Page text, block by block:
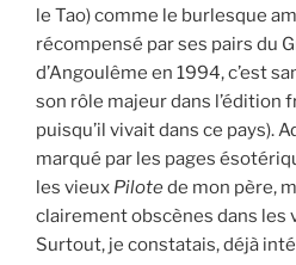
le Tao) comme le burlesque
récompensé par ses pairs du
d’Angoulême en 1994, c’est
son rôle majeur dans l’édition
puisqu’il vivait dans ce pays).
marqué par les pages
les vieux Pilotede mon père,
clairement obscènes dans les
Surtout, je constatais, déjà